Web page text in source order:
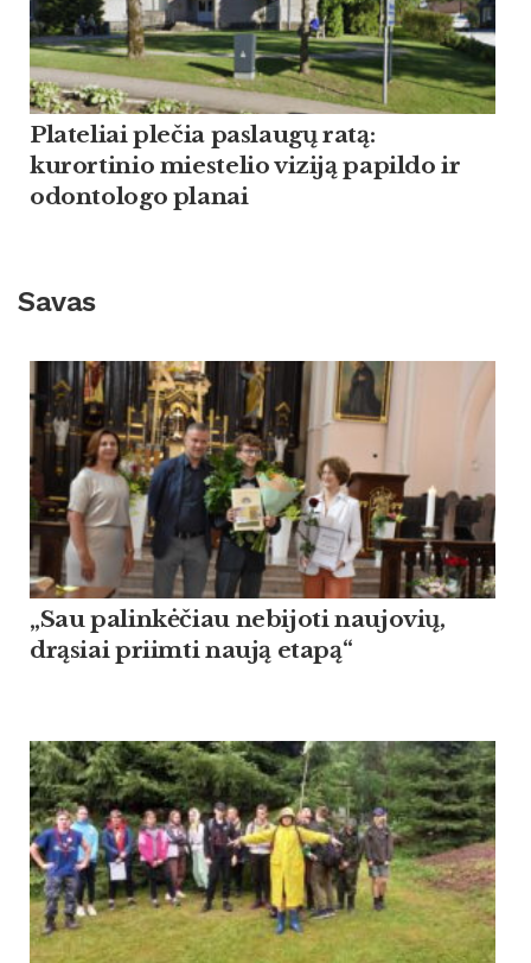
Plateliai plečia paslaugų ratą:
kurortinio miestelio viziją papildo ir
odontologo planai
Savas
„Sau palinkėčiau nebijoti naujovių,
drąsiai priimti naują etapą“